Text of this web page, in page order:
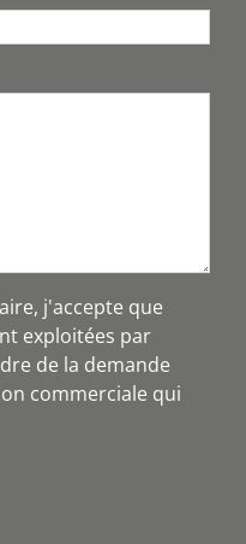
j'accepte que
exploitées par
de la demande
commerciale qui